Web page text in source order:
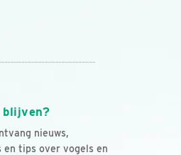
blijven?
nieuws,
tips over vogels en